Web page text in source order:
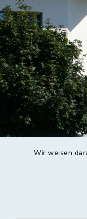
Wir weisen